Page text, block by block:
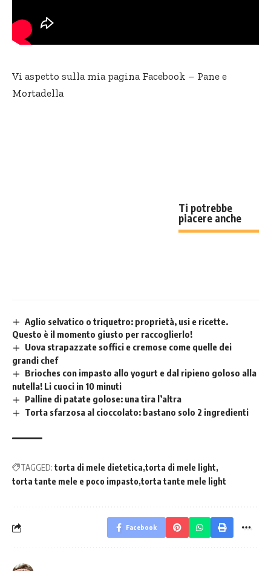
Vi aspetto sulla mia pagina Facebook – Pane e
Mortadella
Ti potrebbe
piacere anche
Aglio selvatico o triquetro: proprietà, usi e ricette.
Questo è il momento giusto per raccoglierlo!
Uova strapazzate soffici e cremose come quelle dei
grandi chef
Brioches con impasto allo yogurt e dal ripieno goloso alla
nutella! Li cuoci in 10 minuti
Palline di patate golose: una tira l’altra
Torta sfarzosa al cioccolato: bastano solo 2 ingredienti
TAGGED: torta di mele dietetica torta di mele light
torta tante mele e poco impasto torta tante mele light
Facebook